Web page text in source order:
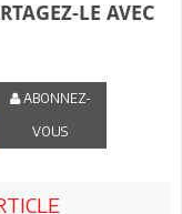
LE AVEC
ABONNEZ-
VOUS